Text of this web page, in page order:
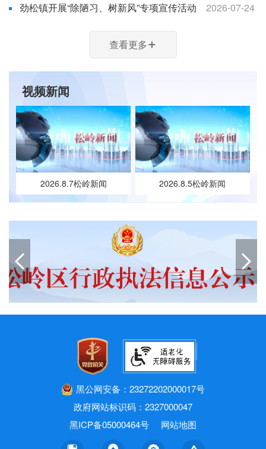
劲松镇开展“除陋习、树新风”专项宣传活动
2026-07-24
查看更多
视频新闻
2026.8.7松岭新闻 2026.8.5松岭新闻
黑公网安备：23272202000017号
政府网站标识码：2327000047
黑ICP备05000464号
网站地图